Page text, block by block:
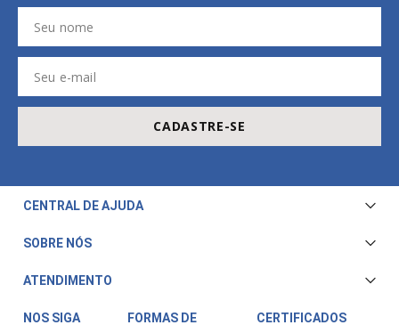
CADASTRE-SE
CENTRAL DE AJUDA
Central de Atendimento
Trocas e Devoluções
Fale Conosco
SOBRE NÓS
ATENDIMENTO
NOS SIGA FORMAS DE CERTIFICADOS